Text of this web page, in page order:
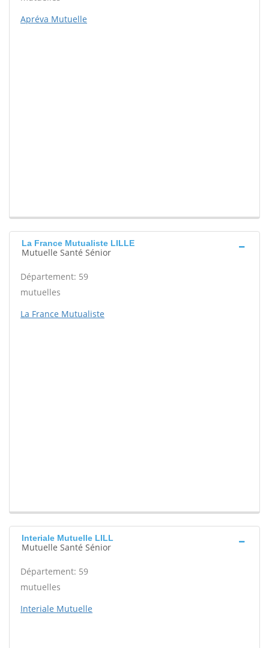
Apréva Mutuelle
La France Mutualiste LILLE
Mutuelle Santé Sénior
Département: 59
mutuelles
La France Mutualiste
Interiale Mutuelle LILL
Mutuelle Santé Sénior
Département: 59
mutuelles
Interiale Mutuelle